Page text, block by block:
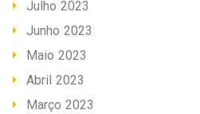
Julho 2023
Junho 2023
Maio 2023
Abril 2023
Março 2023